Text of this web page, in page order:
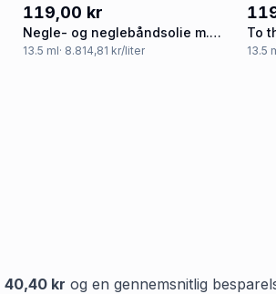
119,00 kr
Negle- og neglebåndsolie m.
abrikosolie
13.5 ml· 8.814,81 kr/liter
To
13.5
40,40 kr og en gennemsnitlig